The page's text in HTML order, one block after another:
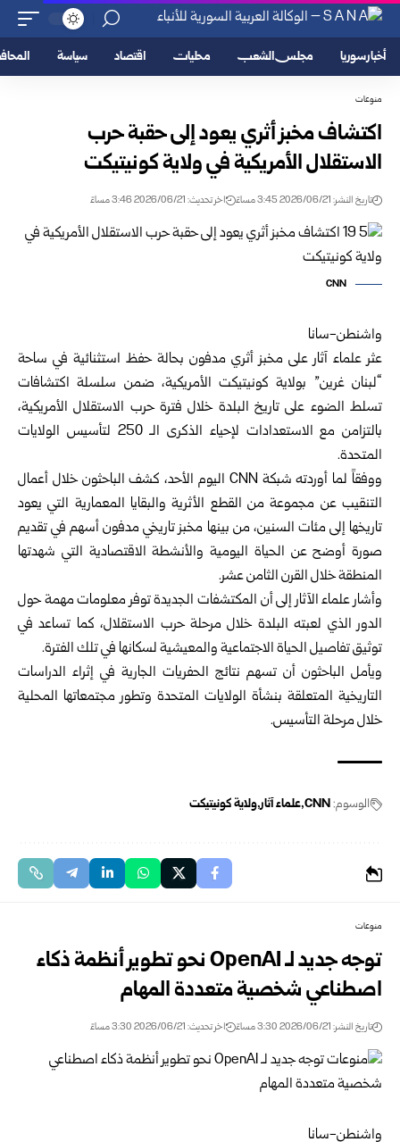
أخبار سوريا مجلس الشعب محليات اقتصاد سياسة
منوعات
اكتشاف مخبز أثري يعود إلى حقبة حرب
الاستقلال الأمريكية في ولاية كونيتيكت
تاريخ النشر: 2026/06/21 3:45 مساءً اخر تحديث: 2026/06/21 3:46 مساءً
CNN
واشنطن-سانا
عثر علماء آثار على مخبز أثري مدفون بحالة حفظ استثنائية في ساحة
“لبنان غرين” بولاية كونيتيكت الأمريكية، ضمن سلسلة اكتشافات
تسلط الضوء على تاريخ البلدة خلال فترة حرب الاستقلال الأمريكية،
بالتزامن مع الاستعدادات لإحياء الذكرى الـ 250 لتأسيس الولايات
المتحدة.
ووفقاً لما أوردته شبكة CNN اليوم الأحد، كشف الباحثون خلال أعمال
التنقيب عن مجموعة من القطع الأثرية والبقايا المعمارية التي يعود
تاريخها إلى مئات السنين، من بينها مخبز تاريخي مدفون أسهم في تقديم
صورة أوضح عن الحياة اليومية والأنشطة الاقتصادية التي شهدتها
المنطقة خلال القرن الثامن عشر.
وأشار علماء الآثار إلى أن المكتشفات الجديدة توفر معلومات مهمة حول
الدور الذي لعبته البلدة خلال مرحلة حرب الاستقلال، كما تساعد في
توثيق تفاصيل الحياة الاجتماعية والمعيشية لسكانها في تلك الفترة.
ويأمل الباحثون أن تسهم نتائج الحفريات الجارية في إثراء الدراسات
التاريخية المتعلقة بنشأة الولايات المتحدة وتطور مجتمعاتها المحلية
خلال مرحلة التأسيس.
الوسوم:CNN علماء آثار ولاية كونيتيكت
منوعات
توجه جديد لـ OpenAI نحو تطوير أنظمة ذكاء
اصطناعي شخصية متعددة المهام
تاريخ النشر: 2026/06/21 3:30 مساءً اخر تحديث: 2026/06/21 3:30 مساءً
واشنطن-سانا